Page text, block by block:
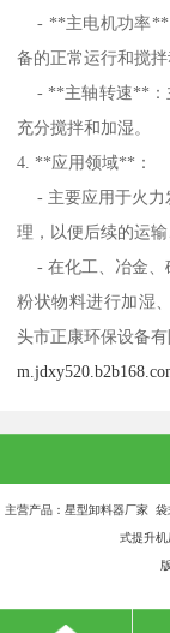
- **主电机功率**
备的正常运行和搅拌
- **主轴转速**：
充分搅拌和加湿。
4. **应用领域**：
- 主要应用于火力
理，以便后续的运输
- 在化工、冶金、
粉状物料进行加湿
头市正康环保设备
主营产品：星型卸料器厂家
式提升